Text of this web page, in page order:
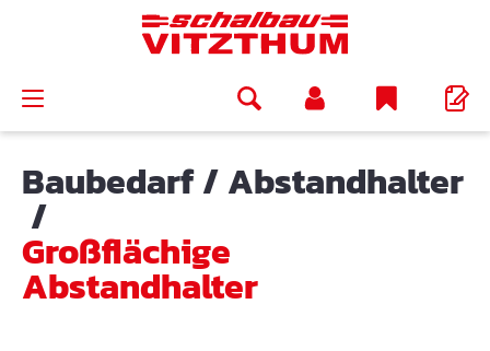
Baubedarf/Abstandhalter
/
Großflächige
Abstandhalter